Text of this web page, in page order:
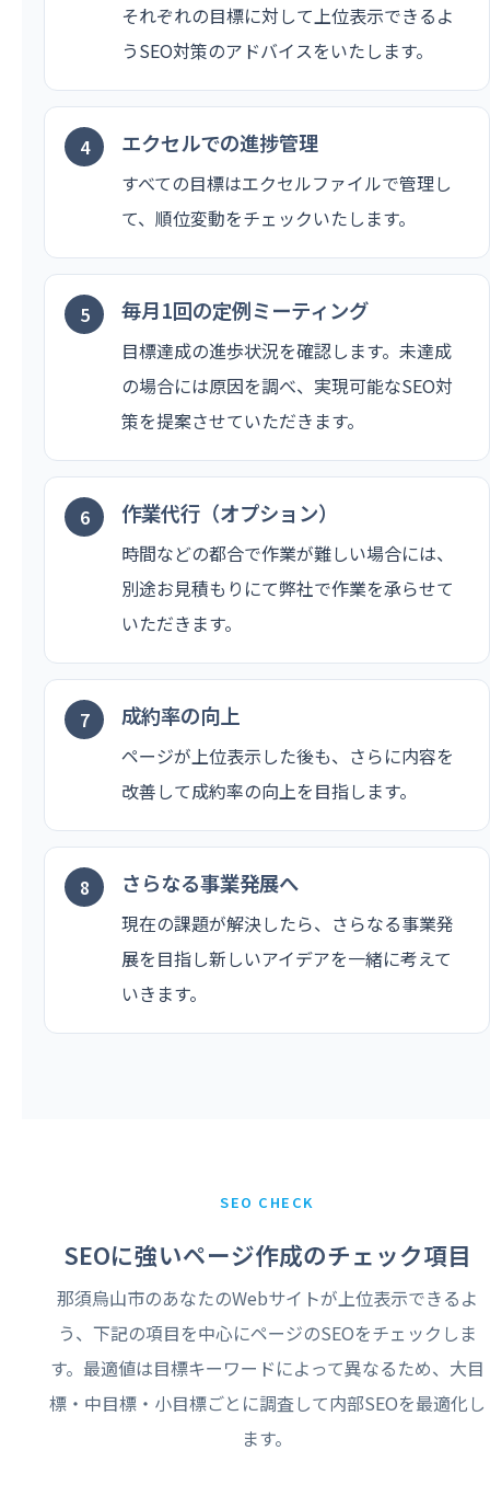
それぞれの目標に対して上位表示できるよ
うSEO対策のアドバイスをいたします。
エクセルでの進捗管理
すべての目標はエクセルファイルで管理し
て、順位変動をチェックいたします。
毎月1回の定例ミーティング
目標達成の進歩状況を確認します。未達成
の場合には原因を調べ、実現可能なSEO対
策を提案させていただきます。
作業代行（オプション）
時間などの都合で作業が難しい場合には、
別途お見積もりにて弊社で作業を承らせて
いただきます。
成約率の向上
ページが上位表示した後も、さらに内容を
改善して成約率の向上を目指します。
さらなる事業発展へ
現在の課題が解決したら、さらなる事業発
展を目指し新しいアイデアを一緒に考えて
いきます。
SEO CHECK
SEOに強いページ作成のチェック項目
那須烏山市のあなたのWebサイトが上位表示できるよ
う、下記の項目を中心にページのSEOをチェックしま
す。最適値は目標キーワードによって異なるため、大目
標・中目標・小目標ごとに調査して内部SEOを最適化し
ます。